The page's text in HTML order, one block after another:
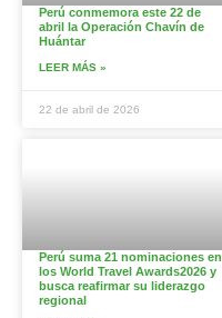
Perú conmemora este 22 de
abril la Operación Chavín de
Huántar
LEER MÁS »
22 de abril de 2026
Perú suma 21 nominaciones en
los World Travel Awards2026 y
busca reafirmar su liderazgo
regional